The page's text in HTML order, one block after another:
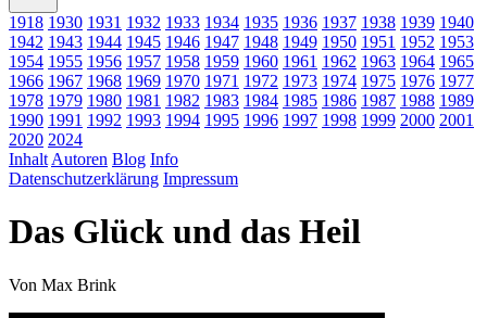
1918 1930 1931 1932 1933 1934 1935 1936 1937 1938 1939 1940
1942 1943 1944 1945 1946 1947 1948 1949 1950 1951 1952 1953
1954 1955 1956 1957 1958 1959 1960 1961 1962 1963 1964 1965
1966 1967 1968 1969 1970 1971 1972 1973 1974 1975 1976 1977
1978 1979 1980 1981 1982 1983 1984 1985 1986 1987 1988 1989
1990 1991 1992 1993 1994 1995 1996 1997 1998 1999 2000 2001
2020 2024
Inhalt Autoren Blog Info
Datenschutzerklärung Impressum
Das Glück und das Heil
Von Max Brink